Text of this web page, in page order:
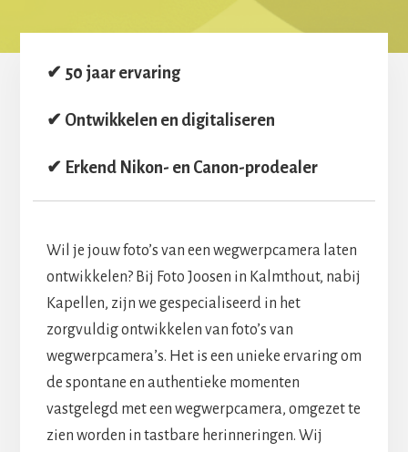
✔ 50 jaar ervaring
✔ Ontwikkelen en digitaliseren
✔ Erkend Nikon- en Canon-prodealer
Wil je jouw foto’s van een wegwerpcamera laten
ontwikkelen? Bij Foto Joosen in Kalmthout, nabij
Kapellen, zijn we gespecialiseerd in het
zorgvuldig ontwikkelen van foto’s van
wegwerpcamera’s. Het is een unieke ervaring om
de spontane en authentieke momenten
vastgelegd met een wegwerpcamera, omgezet te
zien worden in tastbare herinneringen. Wij